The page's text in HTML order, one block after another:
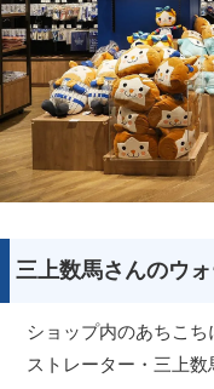
三上数馬さんのウ
ショップ内のあちこ
ストレーター・三上数